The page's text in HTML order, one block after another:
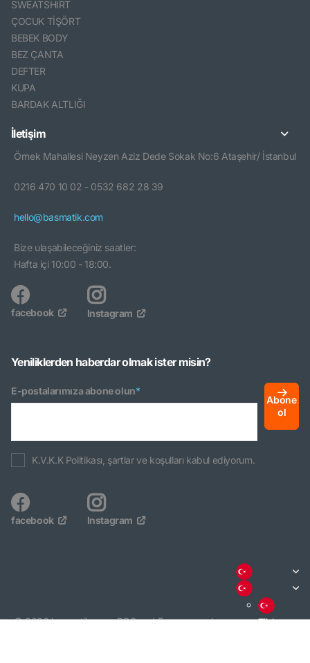
SWEATSHIRT
ÇOCUK TİŞÖRT
BEBEK BODY
BEZ ÇANTA
DEFTER
KUPA
BARDAK ALTLIĞI
İletişim
Örnek Mahallesi Neyzen Aziz Dede Sokak No:6 Ataşehir/ İstanbul
0216 470 10 02 - 0532 682 28 39
hello@basmatik.com
Bize ulaşabileceğiniz saatler:
Hafta içi 10:00 - 18:00.
facebook Instagram
Yeniliklerden haberdar olmak ister misin?
E-postalarımıza abone olun*
Abone
ol
K.V.K.K Politikası, şartlar ve koşulları kabul ediyorum.
facebook Instagram
©2026basmatik.com,POSandEcommerce by
Türkçe